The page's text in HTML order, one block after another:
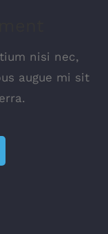
nisi nec,
augue mi sit